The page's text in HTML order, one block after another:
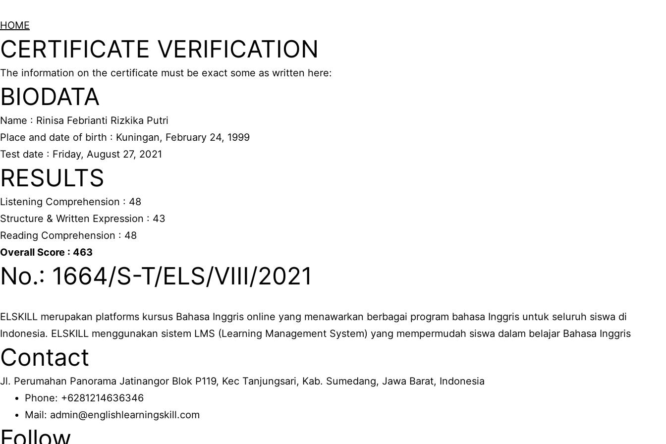
HOME
CERTIFICATE VERIFICATION
The information on the certificate must be exact some as written here:
BIODATA
Name : Rinisa Febrianti Rizkika Putri
Place and date of birth : Kuningan, February 24, 1999
Test date : Friday, August 27, 2021
RESULTS
Listening Comprehension : 48
Structure & Written Expression : 43
Reading Comprehension : 48
Overall Score : 463
No.: 1664/S-T/ELS/VIII/2021
ELSKILL merupakan platforms kursus Bahasa Inggris online yang menawarkan berbagai program bahasa Inggris untuk seluruh siswa di
Indonesia. ELSKILL menggunakan sistem LMS (Learning Management System) yang mempermudah siswa dalam belajar Bahasa Inggris
Contact
Jl. Perumahan Panorama Jatinangor Blok P119, Kec Tanjungsari, Kab. Sumedang, Jawa Barat, Indonesia
Phone: +6281214636346
Mail: admin@englishlearningskill.com